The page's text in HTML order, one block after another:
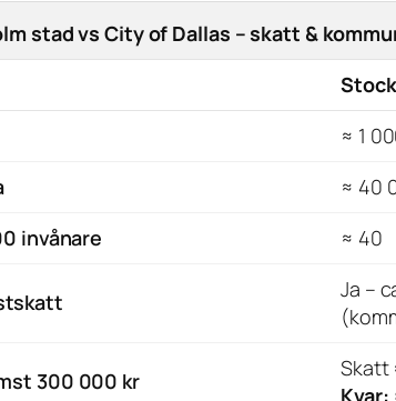
stad vs City of Dallas – skatt &
≈ 1
≈ 40
invånare
≈ 40
Ja –
300 000 kr
Skatt
Kvar: